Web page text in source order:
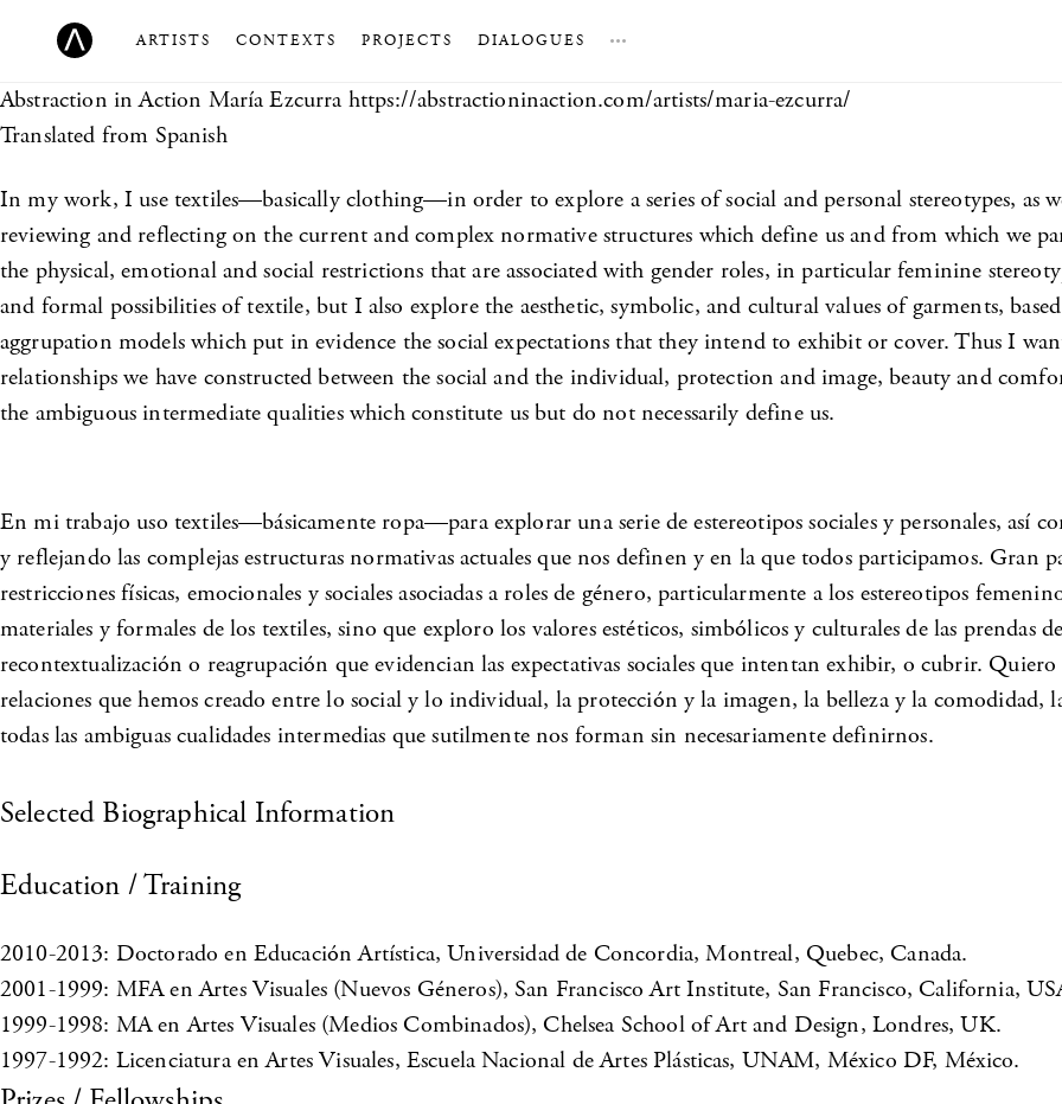
ARTISTS CONTEXTS PROJECTS DIALOGUES …
Abstraction in Action María Ezcurra https://abstractioninaction.com/artists/maria-ezcurra/
Translated from Spanish
In my work, I use textiles—basically clothing—in order to explore a series of social and personal stereotypes, as
reviewing and reflecting on the current and complex normative structures which define us and from which we
the physical, emotional and social restrictions that are associated with gender roles, in particular feminine
and formal possibilities of textile, but I also explore the aesthetic, symbolic, and cultural values of garments,
aggrupation models which put in evidence the social expectations that they intend to exhibit or cover. Thus I
relationships we have constructed between the social and the individual, protection and image, beauty and
the ambiguous intermediate qualities which constitute us but do not necessarily define us.
En mi trabajo uso textiles—básicamente ropa—para explorar una serie de estereotipos sociales y personales, así
y reflejando las complejas estructuras normativas actuales que nos definen y en la que todos participamos. Gran
restricciones físicas, emocionales y sociales asociadas a roles de género, particularmente a los estereotipos
materiales y formales de los textiles, sino que exploro los valores estéticos, simbólicos y culturales de las prendas
recontextualización o reagrupación que evidencian las expectativas sociales que intentan exhibir, o cubrir.
relaciones que hemos creado entre lo social y lo individual, la protección y la imagen, la belleza y la
todas las ambiguas cualidades intermedias que sutilmente nos forman sin necesariamente definirnos.
Selected Biographical Information
Education / Training
2010-2013: Doctorado en Educación Artística, Universidad de Concordia, Montreal, Quebec, Canada.
2001-1999: MFA en Artes Visuales (Nuevos Géneros), San Francisco Art Institute, San Francisco, California,
1999-1998: MA en Artes Visuales (Medios Combinados), Chelsea School of Art and Design, Londres, UK.
1997-1992: Licenciatura en Artes Visuales, Escuela Nacional de Artes Plásticas, UNAM, México DF, México.